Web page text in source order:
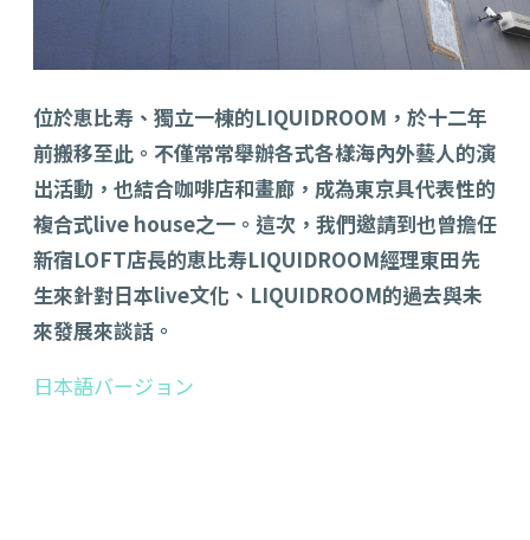
位於恵比寿、獨立一棟的LIQUIDROOM，於十二年
前搬移至此。不僅常常舉辦各式各樣海內外藝人的演
出活動，也結合咖啡店和畫廊，成為東京具代表性的
複合式live house之一。這次，我們邀請到也曾擔任
新宿LOFT店長的恵比寿LIQUIDROOM經理東田先
生來針對日本live文化、LIQUIDROOM的過去與未
來發展來談話。
日本語バージョン